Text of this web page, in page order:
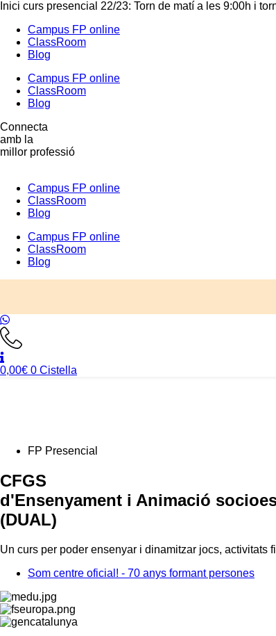
Inici curs presencial 22/23: Torn de matí a les 9:00h i
Campus FP online
ClassRoom
Blog
Campus FP online
ClassRoom
Blog
Connecta
amb la
millor professió
Campus FP online
ClassRoom
Blog
Campus FP online
ClassRoom
Blog
0,00€ 0 Cistella
FP Presencial
CFGS
d'Ensenyament i Animació
(DUAL)
Un curs per poder ensenyar i dinamitzar jocs,
Som centre oficial! - 70 anys formant persones